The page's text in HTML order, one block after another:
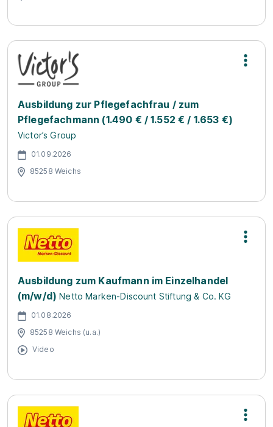
Ausbildung zur Pflegefachfrau / zum
Pflegefachmann (1.490 € / 1.552 € / 1.653 €)
Victor’s Group
01.09.2026
85258 Weichs
Ausbildung zum Kaufmann im Einzelhandel
(m/w/d) Netto Marken-Discount Stiftung & Co. KG
01.08.2026
85258 Weichs (u.a.)
Video